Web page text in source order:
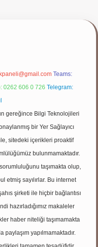
Teams:
0262 606 0 726 Telegram:
gereğince Bilgi Teknolojileri
bir Yer Sağlayıcı
sitedeki içerikleri proaktif
bulunmamaktadır.
taşımakta olup,
etmiş sayılırlar. Bu internet
şirketi ile hiçbir bağlantısı
hazırladığımız makaleler
haber niteliği taşımamakta
yapılmamaktadır.